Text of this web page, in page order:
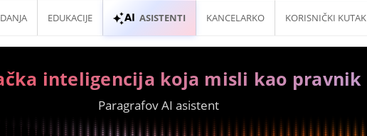
EDUKACIJE ASISTENTI KANCELARKO KORISNIČKI KUTAK
inteligencija koja misli kao pravnik
Paragrafov AI asistent